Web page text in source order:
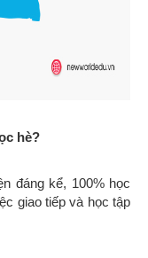
hè?
đáng kể, 100% học
giao tiếp và học tập